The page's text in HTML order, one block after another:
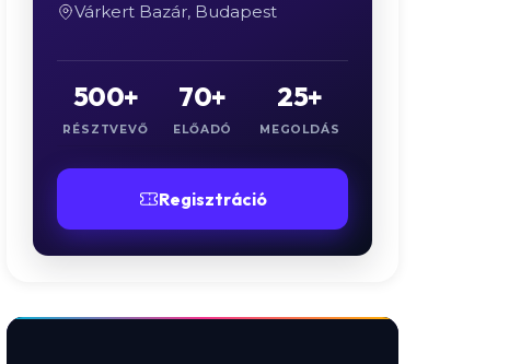
Várkert Bazár, Budapest
500+
RÉSZTVEVŐ
70+
ELŐADÓ
25+
MEGOLDÁS
Regisztráció